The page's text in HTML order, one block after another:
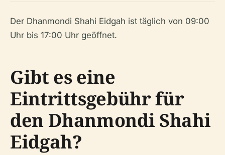
Der Dhanmondi Shahi Eidgah ist täglich von 09:00
Uhr bis 17:00 Uhr geöffnet.
Gibt es eine
Eintrittsgebühr für
den Dhanmondi Shahi
Eidgah?